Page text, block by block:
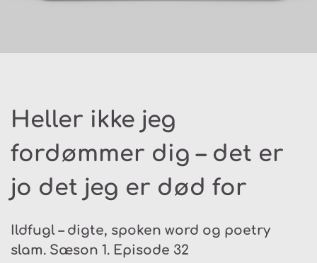
Heller ikke jeg
fordømmer dig – det er
jo det jeg er død for
Ildfugl – digte, spoken word og poetry
slam. Sæson 1. Episode 32